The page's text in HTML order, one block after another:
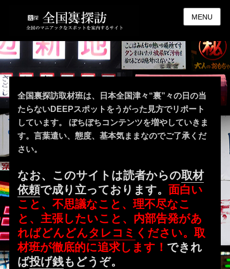
MENU
全国裏探訪取材班は、日本全国津々“裏”々の日の当
たらないDEEPスポットをうがった見方でリポート
しています。 ぼちぼちコンテンツを増やしていきま
す。言葉遣い、態度、基本気ままなのでご了承くだ
さい。
なお、このサイトは読者からの取材
依頼で成り立っております。面白い
こと、不思議なこと、理不尽なこ
と、主張したいこと、内部告発があ
ればどんどんタレコミ ください。取
材班が徹底的に追求します！ できれ
ば投げ銭もどうぞ。